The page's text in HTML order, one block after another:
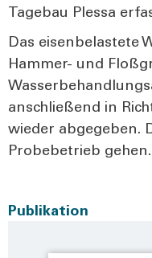
Tage­bau Ples­sa
Das eisen­be­las­te­te
Ham­mer- und
anschlie­ßend in
wie­der abge­ge­ben.
Pro­be­be­trieb gehen.
Publikation